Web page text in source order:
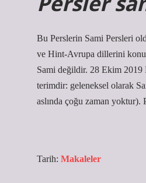
Bu Perslerin Sami Persleri
ve Hint-Avrupa dillerini
Sami değildir. 28 Ekim 2019
terimdir: geleneksel olarak
aslında çoğu zaman yoktur).
Tarih: Makaleler